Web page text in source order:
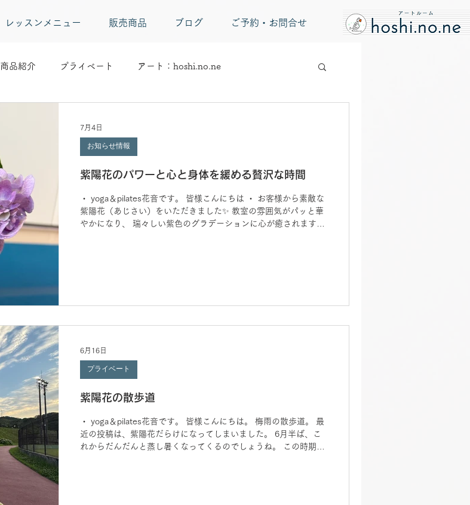
レッスンメニュー 販売商品 ブログ ご予約・お問合せ
商品紹介 プライベート アート：hoshi.no.ne
紫陽花のパワーと心と身体を緩める贅沢な時間
・ yoga＆pilates花音です。 皆様こんにちは ・ お客様から素敵な
紫陽花（あじさい）をいただきました✨ 教室の雰囲気がパッと華
やかになり、 瑞々しい紫色のグラデーションに心が癒されます。
す。 ・ 美しいお花にパワーをもらいながら、 一緒にヨガやピラ
です 蒸し暑い毎日のリフレッシュに、 ぜひ心地よい時間を過ごし
にいらしてくださいね。 ・ 皆様のお越しを心よりお待ちしており
ます。
お知らせ情報
7月4日
紫陽花の散歩道
・ yoga＆pilates花音です。 皆様こんにちは。 梅雨の散歩道。 最
近の投稿は、紫陽花だらけになってしまいました。 6月半ば、こ
れからだんだんと蒸し暑くなってくるのでしょうね。 この時期特
プライベート
6月16日